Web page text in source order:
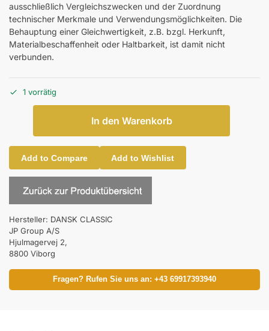
ausschließlich Vergleichszwecken und der Zuordnung
technischer Merkmale und Verwendungsmöglichkeiten. Die
Behauptung einer Gleichwertigkeit, z.B. bzgl. Herkunft,
Materialbeschaffenheit oder Haltbarkeit, ist damit nicht
verbunden.
1 vorrätig
In den Warenkorb
Add to Compare Add to Wishlist
Hersteller: DANSK CLASSIC
JP Group A/S
Hjulmagervej 2,
8800 Viborg
Fragen? Rufen Sie uns an: +43 69917393940